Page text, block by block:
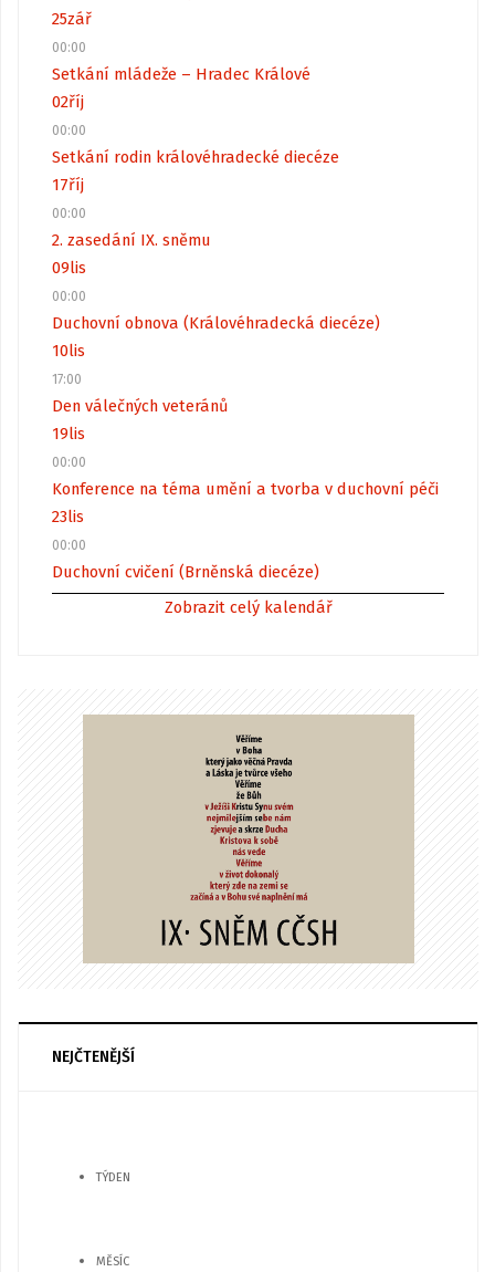
25zář
00:00
Setkání mládeže – Hradec Králové
02říj
00:00
Setkání rodin královéhradecké diecéze
17říj
00:00
2. zasedání IX. sněmu
09lis
00:00
Duchovní obnova (Královéhradecká diecéze)
10lis
17:00
Den válečných veteránů
19lis
00:00
Konference na téma umění a tvorba v duchovní péči
23lis
00:00
Duchovní cvičení (Brněnská diecéze)
Zobrazit celý kalendář
NEJČTENĚJŠÍ
TÝDEN
MĚSÍC